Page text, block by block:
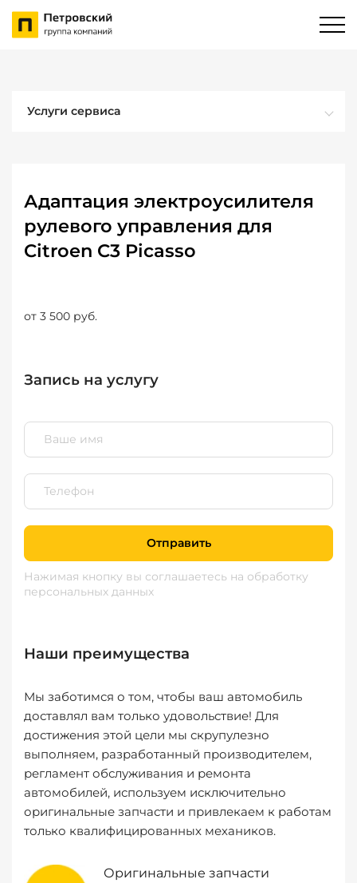
Услуги сервиса
Адаптация электроусилителя
рулевого управления для
Citroen C3 Picasso
от 3 500 руб.
Запись на услугу
Отправить
Нажимая кнопку вы соглашаетесь на обработку
персональных данных
Наши преимущества
Мы заботимся о том, чтобы ваш автомобиль
доставлял вам только удовольствие! Для
достижения этой цели мы скрупулезно
выполняем, разработанный производителем,
регламент обслуживания и ремонта
автомобилей, используем исключительно
оригинальные запчасти и привлекаем к работам
только квалифицированных механиков.
Оригинальные запчасти